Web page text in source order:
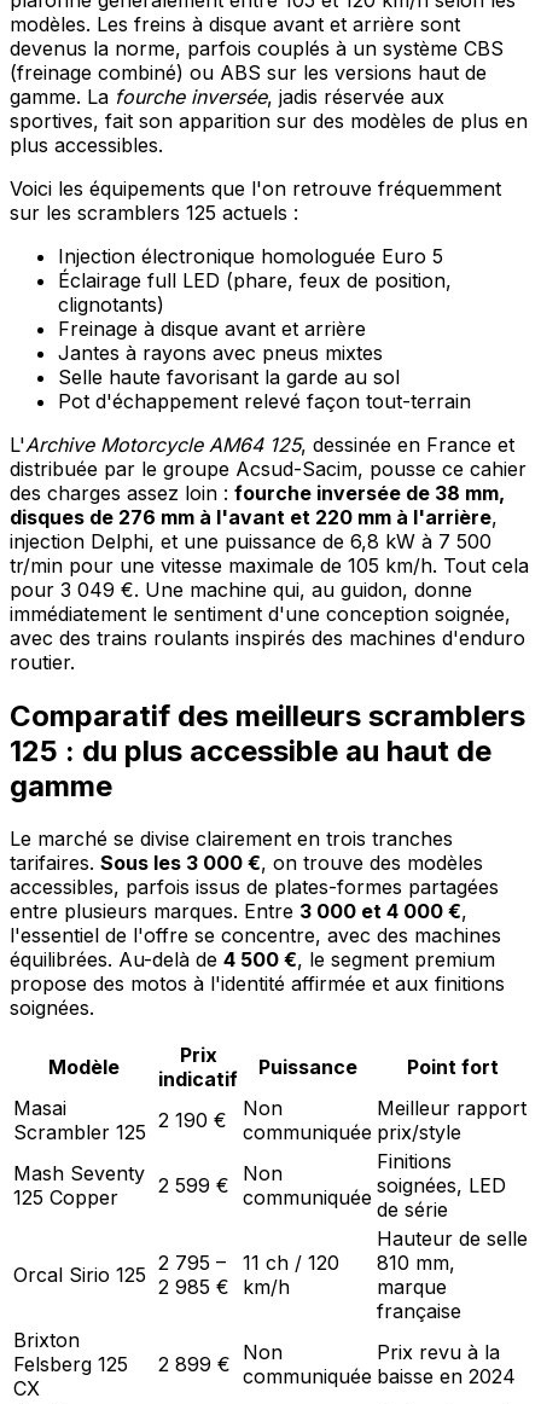
modèles. Les freins à disque avant et arrière sont
devenus la norme, parfois couplés à un système CBS
(freinage combiné) ou ABS sur les versions haut de
gamme. La fourche inversée, jadis réservée aux
sportives, fait son apparition sur des modèles de plus en
plus accessibles.
Voici les équipements que l'on retrouve fréquemment
sur les scramblers 125 actuels :
Injection électronique homologuée Euro 5
Éclairage full LED (phare, feux de position,
clignotants)
Freinage à disque avant et arrière
Jantes à rayons avec pneus mixtes
Selle haute favorisant la garde au sol
Pot d'échappement relevé façon tout-terrain
L'Archive Motorcycle AM64 125, dessinée en France et
distribuée par le groupe Acsud-Sacim, pousse ce cahier
des charges assez loin : fourche inversée de 38 mm,
disques de 276 mm à l'avant et 220 mm à l'arrière,
injection Delphi, et une puissance de 6,8 kW à 7 500
tr/min pour une vitesse maximale de 105 km/h. Tout cela
pour 3 049 €. Une machine qui, au guidon, donne
immédiatement le sentiment d'une conception soignée,
avec des trains roulants inspirés des machines d'enduro
routier.
Comparatif des meilleurs scramblers
125 : du plus accessible au haut de
gamme
Le marché se divise clairement en trois tranches
tarifaires. Sous les 3 000 €, on trouve des modèles
accessibles, parfois issus de plates-formes partagées
entre plusieurs marques. Entre 3 000 et 4 000 €,
l'essentiel de l'offre se concentre, avec des machines
équilibrées. Au-delà de 4 500 €, le segment premium
propose des motos à l'identité affirmée et aux finitions
soignées.
Modèle
Prix
indicatif
Puissance
Point fort
Masai
Scrambler 125 2 190 €
Non
communiquée
Meilleur rapport
prix/style
Mash Seventy
125 Copper
2 599 €
Non
communiquée
Finitions
soignées, LED
de série
Orcal Sirio 125 2 795 –
2 985 €
11 ch / 120
km/h
Hauteur de selle
810 mm,
marque
française
Brixton
Felsberg 125
CX
2 899 € Non
communiquée
Prix revu à la
baisse en 2024